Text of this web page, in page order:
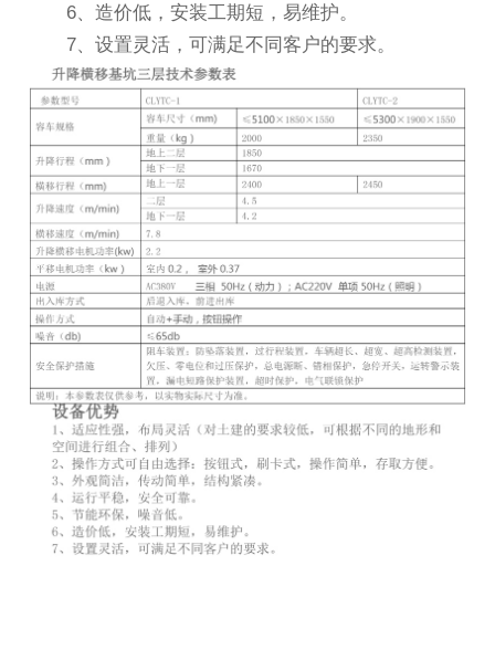
6、造价低，安装工期短，易维护。
7、设置灵活，可满足不同客户的要求。